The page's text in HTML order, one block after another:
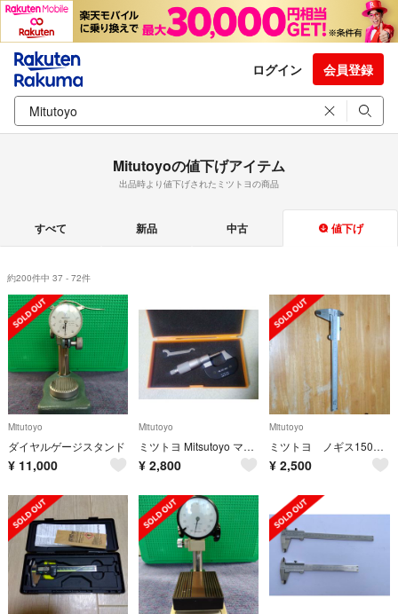
ログイン 会員登録
Mitutoyoの値下げアイテム
出品時より値下げされたミツトヨの商品
すべて 新品 中古 値下げ
約200件中 37 - 72件
Mitutoyo
ダイヤルゲージスタンド
¥ 11,000
Mitutoyo
ミツトヨ Mitsutoyo マイクロメーター M450-25
¥ 2,800
Mitutoyo
ミツトヨ ノギス150ミリ
¥ 2,500